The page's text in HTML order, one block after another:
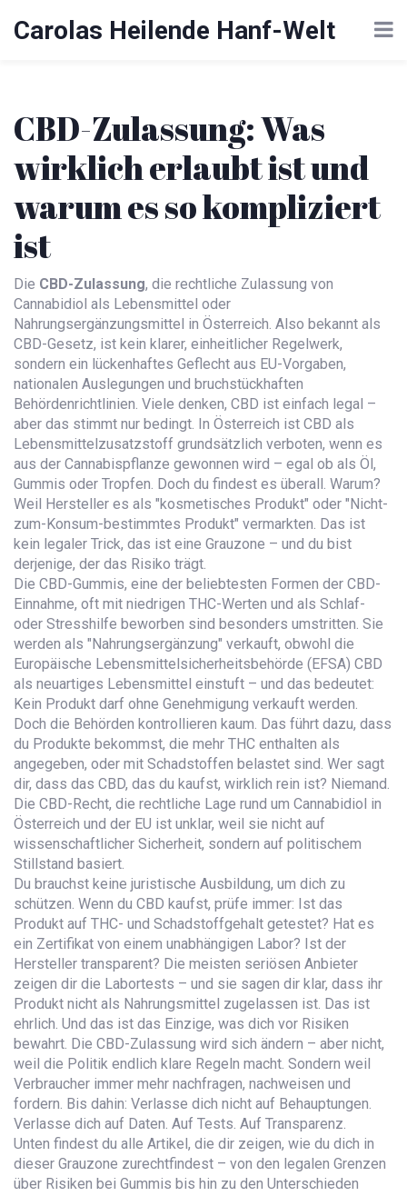
Carolas Heilende Hanf-Welt
CBD-Zulassung: Was
wirklich erlaubt ist und
warum es so kompliziert
ist
Die CBD-Zulassung, die rechtliche Zulassung von
Cannabidiol als Lebensmittel oder
Nahrungsergänzungsmittel in Österreich. Also bekannt als
CBD-Gesetz, ist kein klarer, einheitlicher Regelwerk,
sondern ein lückenhaftes Geflecht aus EU-Vorgaben,
nationalen Auslegungen und bruchstückhaften
Behördenrichtlinien. Viele denken, CBD ist einfach legal –
aber das stimmt nur bedingt. In Österreich ist CBD als
Lebensmittelzusatzstoff grundsätzlich verboten, wenn es
aus der Cannabispflanze gewonnen wird – egal ob als Öl,
Gummis oder Tropfen. Doch du findest es überall. Warum?
Weil Hersteller es als "kosmetisches Produkt" oder "Nicht-
zum-Konsum-bestimmtes Produkt" vermarkten. Das ist
kein legaler Trick, das ist eine Grauzone – und du bist
derjenige, der das Risiko trägt.
Die CBD-Gummis, eine der beliebtesten Formen der CBD-
Einnahme, oft mit niedrigen THC-Werten und als Schlaf-
oder Stresshilfe beworben sind besonders umstritten. Sie
werden als "Nahrungsergänzung" verkauft, obwohl die
Europäische Lebensmittelsicherheitsbehörde (EFSA) CBD
als neuartiges Lebensmittel einstuft – und das bedeutet:
Kein Produkt darf ohne Genehmigung verkauft werden.
Doch die Behörden kontrollieren kaum. Das führt dazu, dass
du Produkte bekommst, die mehr THC enthalten als
angegeben, oder mit Schadstoffen belastet sind. Wer sagt
dir, dass das CBD, das du kaufst, wirklich rein ist? Niemand.
Die CBD-Recht, die rechtliche Lage rund um Cannabidiol in
Österreich und der EU ist unklar, weil sie nicht auf
wissenschaftlicher Sicherheit, sondern auf politischem
Stillstand basiert.
Du brauchst keine juristische Ausbildung, um dich zu
schützen. Wenn du CBD kaufst, prüfe immer: Ist das
Produkt auf THC- und Schadstoffgehalt getestet? Hat es
ein Zertifikat von einem unabhängigen Labor? Ist der
Hersteller transparent? Die meisten seriösen Anbieter
zeigen dir die Labortests – und sie sagen dir klar, dass ihr
Produkt nicht als Nahrungsmittel zugelassen ist. Das ist
ehrlich. Und das ist das Einzige, was dich vor Risiken
bewahrt. Die CBD-Zulassung wird sich ändern – aber nicht,
weil die Politik endlich klare Regeln macht. Sondern weil
Verbraucher immer mehr nachfragen, nachweisen und
fordern. Bis dahin: Verlasse dich nicht auf Behauptungen.
Verlasse dich auf Daten. Auf Tests. Auf Transparenz.
Unten findest du alle Artikel, die dir zeigen, wie du dich in
dieser Grauzone zurechtfindest – von den legalen Grenzen
über Risiken bei Gummis bis hin zu den Unterschieden